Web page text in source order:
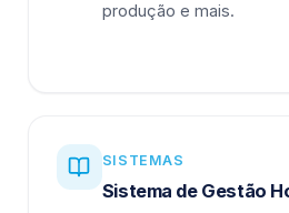
produção e mais.
SISTEMAS
Sistema de Gestão